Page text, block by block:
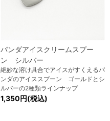
パンダアイスクリームスプー
ン シルバー
絶妙な溶け具合でアイスがすくえるパ
ンダのアイススプーン ゴールドとシ
ルバーの2種類ラインナップ
1,350円(税込)